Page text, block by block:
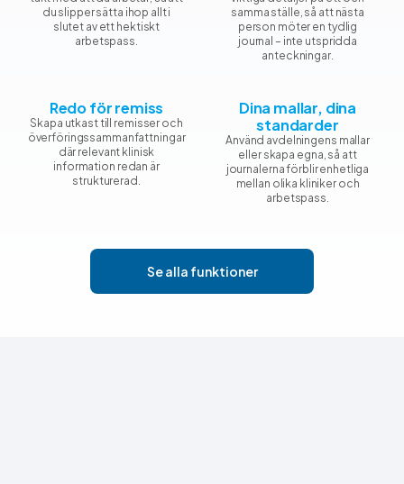
du slipper sätta ihop allt i
slutet av ett hektiskt
arbetspass.
samma ställe, så att nästa
person möter en tydlig
journal – inte utspridda
anteckningar.
Redo för remiss
Skapa utkast till remisser och
överföringssammanfattningar
där relevant klinisk
information redan är
strukturerad.
Dina mallar, dina
standarder
Använd avdelningens mallar
eller skapa egna, så att
journalerna förblir enhetliga
mellan olika kliniker och
arbetspass.
Se alla funktioner